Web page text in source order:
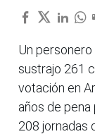
Un
sustrajo 261
votación en
años de
208 jornadas